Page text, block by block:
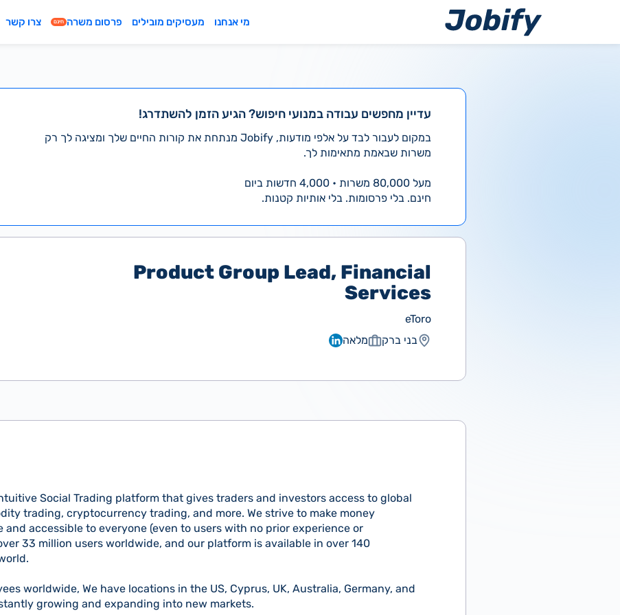
מי אנחנו מעסיקים מובילים פרסום משרה חינם צרו קשר
עדיין מחפשים עבודה במנועי חיפוש? הגיע הזמן להשתדרג!
במקום לעבור לבד על אלפי מודעות, Jobify מנתחת את קורות החיים שלך ומציגה לך רק
משרות שבאמת מתאימות לך.
מעל 80,000 משרות • 4,000 חדשות ביום
חינם. בלי פרסומות. בלי אותיות קטנות.
Product Group Lead, Financial
Services
eToro
בני ברק
מלאה
Social Trading platform that gives traders and investors access to global
trading, cryptocurrency trading, and more. We strive to make money
and accessible to everyone (even to users with no prior experience or
33 million users worldwide, and our platform is available in over 140
worldwide, We have locations in the US, Cyprus, UK, Australia, Germany, and
growing and expanding into new markets.